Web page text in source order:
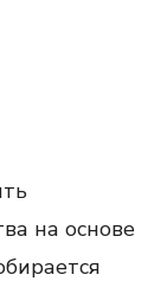
на основе